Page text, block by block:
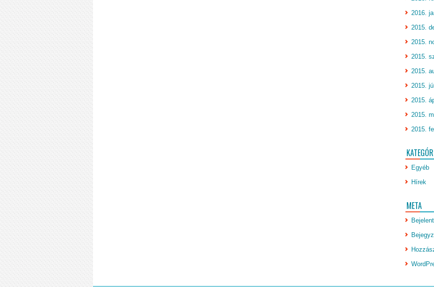
2016.
2015.
2015.
2015.
2015.
2015.
2015.
2015.
2015.
Egyéb
Hírek
META